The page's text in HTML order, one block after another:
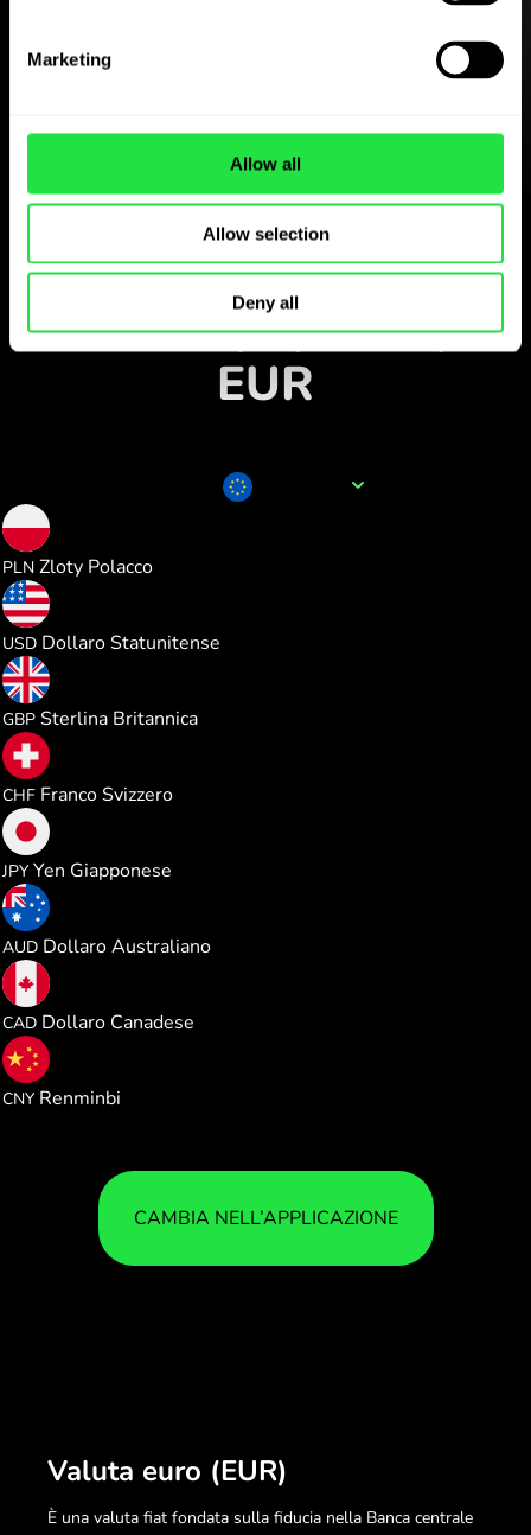
Marketing
Allow all
Allow selection
Deny all
ZEN.COM
e registrati in pochi minuti.
Cambia nell’applicazione
Monitora le coppie
valutarie popolari per
EUR
PLN Zloty Polacco
USD Dollaro Statunitense
GBP Sterlina Britannica
CHF Franco Svizzero
JPY Yen Giapponese
AUD Dollaro Australiano
CAD Dollaro Canadese
CNY Renminbi
CAMBIA NELL’APPLICAZIONE
Valuta euro (EUR)
È una valuta fiat fondata sulla fiducia nella Banca centrale